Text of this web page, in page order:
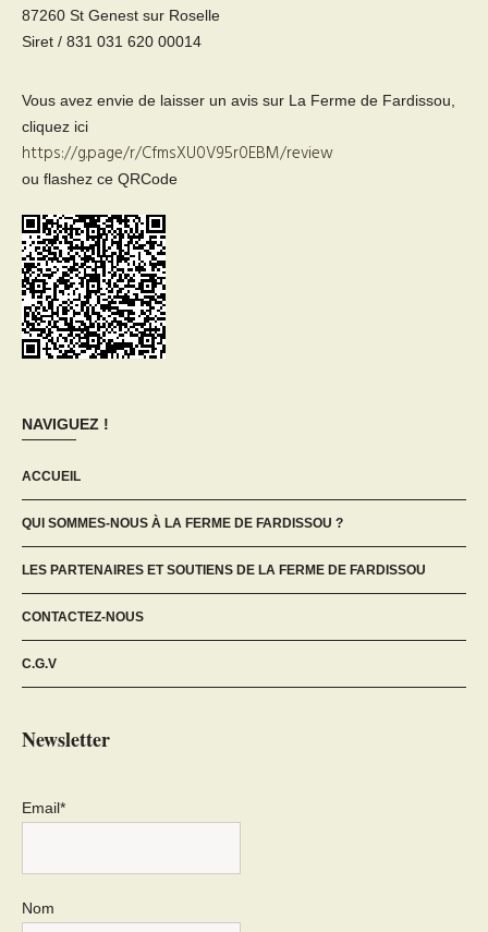
87260 St Genest sur Roselle
Siret / 831 031 620 00014
Vous avez envie de laisser un avis sur La Ferme de Fardissou,
cliquez ici
https://g.page/r/CfmsXU0V95r0EBM/review
ou flashez ce QRCode
NAVIGUEZ !
ACCUEIL
QUI SOMMES-NOUS À LA FERME DE FARDISSOU ?
LES PARTENAIRES ET SOUTIENS DE LA FERME DE FARDISSOU
CONTACTEZ-NOUS
C.G.V
Newsletter
Email*
Nom